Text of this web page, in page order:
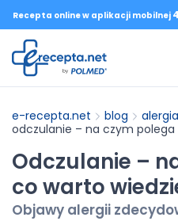
Recepta online w aplikacji mobilnej
e-recepta.net blog
alergia
odczulanie – na czym
Odczulanie –
co warto
Objawy alergii